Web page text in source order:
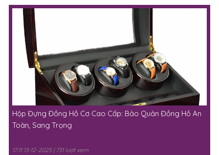
Hộp Đựng Đồng Hồ Cơ Cao Cấp: Bảo Quản Đồng Hồ An
Toàn, Sang Trọng
17:11 13-12-2025 | 731 lượt xem